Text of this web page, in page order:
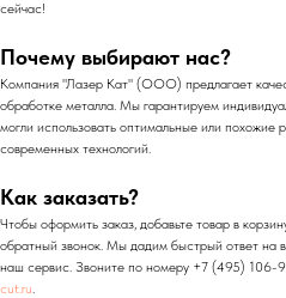
сейчас!
Почему выбирают нас?
Компания "Лазер Кат" (ООО) предлагает
обработке металла. Мы гарантируем
могли использовать оптимальные или
современных технологий.
Как заказать?
Чтобы оформить заказ, добавьте товар в
обратный звонок. Мы дадим быстрый ответ на
наш сервис. Звоните по номеру +7 (495) 106-
cut.ru.